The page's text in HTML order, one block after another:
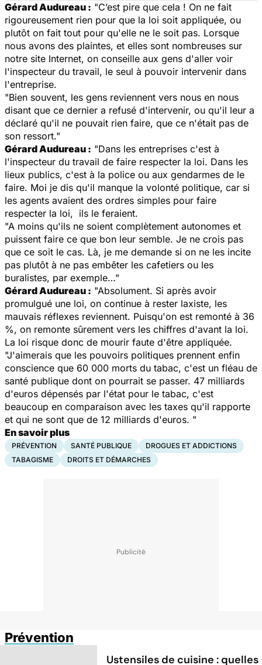
Gérard Audureau : "C’est pire que cela ! On ne fait
rigoureusement rien pour que la loi soit appliquée, ou
plutôt on fait tout pour qu'elle ne le soit pas. Lorsque
nous avons des plaintes, et elles sont nombreuses sur
notre site Internet, on conseille aux gens d'aller voir
l'inspecteur du travail, le seul à pouvoir intervenir dans
l'entreprise.
"Bien souvent, les gens reviennent vers nous en nous
disant que ce dernier a refusé d'intervenir, ou qu'il leur a
déclaré qu'il ne pouvait rien faire, que ce n'était pas de
son ressort."
Gérard Audureau : "Dans les entreprises c'est à
l'inspecteur du travail de faire respecter la loi. Dans les
lieux publics, c'est à la police ou aux gendarmes de le
faire. Moi je dis qu'il manque la volonté politique, car si
les agents avaient des ordres simples pour faire
respecter la loi, ils le feraient.
"A moins qu'ils ne soient complètement autonomes et
puissent faire ce que bon leur semble. Je ne crois pas
que ce soit le cas. Là, je me demande si on ne les incite
pas plutôt à ne pas embêter les cafetiers ou les
buralistes, par exemple…"
Gérard Audureau : "Absolument. Si après avoir
promulgué une loi, on continue à rester laxiste, les
mauvais réflexes reviennent. Puisqu'on est remonté à 36
%, on remonte sûrement vers les chiffres d'avant la loi.
La loi risque donc de mourir faute d'être appliquée.
"J'aimerais que les pouvoirs politiques prennent enfin
conscience que 60 000 morts du tabac, c'est un fléau de
santé publique dont on pourrait se passer. 47 milliards
d'euros dépensés par l'état pour le tabac, c'est
beaucoup en comparaison avec les taxes qu'il rapporte
et qui ne sont que de 12 milliards d'euros. "
En savoir plus
PRÉVENTION SANTÉ PUBLIQUE
DROGUES ET ADDICTIONS
TABAGISME
DROITS ET DÉMARCHES
Prévention
Ustensiles de cuisine : quelles